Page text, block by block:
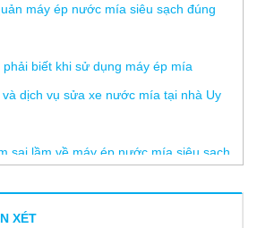
máy ép nước mía siêu sạch đúng
biết khi sử dụng máy ép mía
dịch vụ sửa xe nước mía tại nhà Uy
sai lầm về máy ép nước mía siêu sạch
XÉT